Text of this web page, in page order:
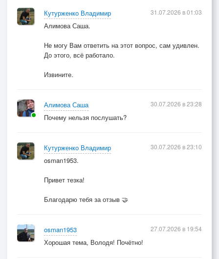
Кутурженко Владимир
Алимова Саша.
Не могу Вам ответить на этот вопрос, сам удивлен.
До этого, всё работало.
Извините.
31.07.2026 в 01:03
Алимова Саша
Почему нельзя послушать?
30.07.2026 в 23:28
Кутурженко Владимир
osman1953.
Привет тезка!
Благодарю тебя за отзыв 🤝
30.07.2026 в 23:10
osman1953
Хорошая тема, Володя! Почётно!
27.07.2026 в 19:54